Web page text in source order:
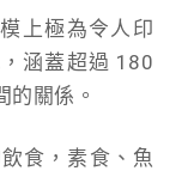
上極為令人印
涵蓋超過 180
的關係。
食，素食、魚